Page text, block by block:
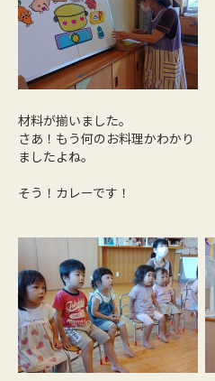
材料が揃いました。
さあ！もう何のお料理かわかり
ましたよね。
そう！カレーです！